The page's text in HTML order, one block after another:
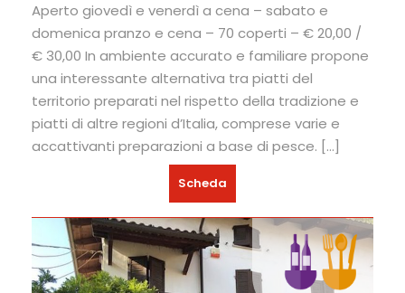
Aperto giovedì e venerdì a cena – sabato e
domenica pranzo e cena – 70 coperti – € 20,00 /
€ 30,00 In ambiente accurato e familiare propone
una interessante alternativa tra piatti del
territorio preparati nel rispetto della tradizione e
piatti di altre regioni d’Italia, comprese varie e
accattivanti preparazioni a base di pesce. […]
Scheda